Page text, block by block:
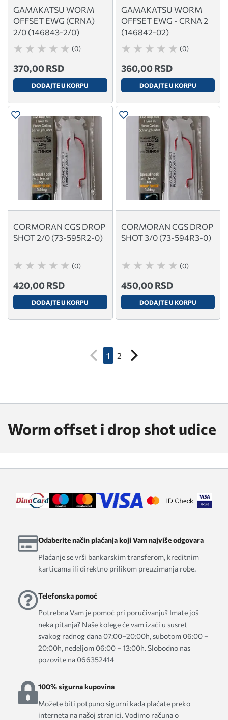
Worm offset i drop shot udice
GAMAKATSU WORM
OFFSET EWG (CRNA)
2/0 (146843-2/0)
(0)
370,00 RSD
DODAJTE U KORPU
GAMAKATSU WORM
OFFSET EWG - CRNA 2
(146842-02)
(0)
360,00 RSD
DODAJTE U KORPU
CORMORAN CGS DROP
SHOT 2/0 (73-595R2-0)
(0)
420,00 RSD
DODAJTE U KORPU
CORMORAN CGS DROP
SHOT 3/0 (73-594R3-0)
(0)
450,00 RSD
DODAJTE U KORPU
1 2
Odaberite način plaćanja koji Vam najviše odgovara
Plaćanje se vrši bankarskim transferom, kreditnim
karticama ili direktno prilikom preuzimanja robe.
Telefonska pomoć
Potrebna Vam je pomoć pri poručivanju? Imate još
neka pitanja? Naše kolege će vam izaći u susret
svakog radnog dana 07:00–20:00h, subotom 06:00 –
20:00h, nedeljom 06:00 – 13:00h. Slobodno nas
pozovite na 066352414
100% sigurna kupovina
Možete biti potpuno sigurni kada plaćate preko
interneta na našoj stranici. Vodimo računa o